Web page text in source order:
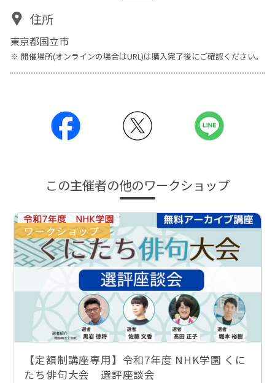
住所
東京都国立市
開催場所(オンラインの場合はURL)は購入完了後にご確認ください。
この主催者の他のワークショップ
ワークショップ
【定額制講座専用】令和7年度 NHK学園 くに
たち俳句大会 選評座談会